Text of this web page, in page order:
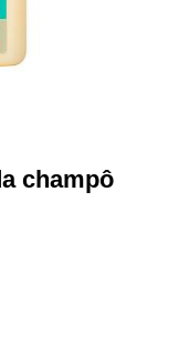
champô